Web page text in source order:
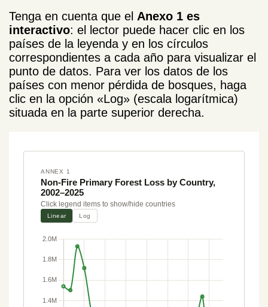
Tenga en cuenta que el Anexo 1 es
interactivo: el lector puede hacer clic en los
países de la leyenda y en los círculos
correspondientes a cada año para visualizar el
punto de datos. Para ver los datos de los
países con menor pérdida de bosques, haga
clic en la opción «Log» (escala logarítmica)
situada en la parte superior derecha.